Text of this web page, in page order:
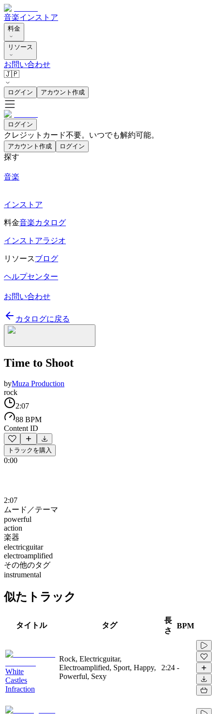
音楽インストア
料金
リソース
お問い合わせ
🇯🇵
ログイン アカウント作成
ログイン
クレジットカード不要。いつでも解約可能。
アカウント作成 ログイン
探す
音楽
インストア
料金音楽カタログ
インストアラジオ
リソースブログ
ヘルプセンター
お問い合わせ
カタログに戻る
Time to Shoot
byMuza Production
rock
2:07
88 BPM
Content ID
トラックを購入
0:00
2:07
ムード／テーマ
powerful
action
楽器
electricguitar
electroamplified
その他のタグ
instrumental
似たトラック
タイトル タグ
長
さ
BPM
White
Castles
Infraction
Rock, Electricguitar,
Electroamplified, Sport, Happy,
Powerful, Sexy
2:24 -